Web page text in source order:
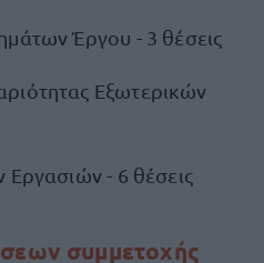
Έργου - 3 θέσεις
Εξωτερικών
- 6 θέσεις
συμμετοχής